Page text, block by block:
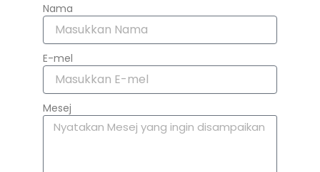
Nama
E-mel
Mesej